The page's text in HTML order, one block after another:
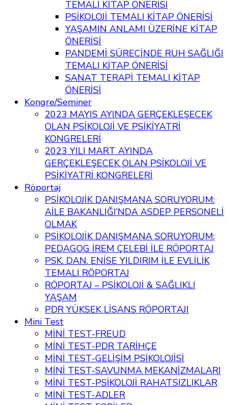
TEMALI KİTAP ÖNERİSİ
PSİKOLOJİ TEMALI KİTAP ÖNERİSİ
YAŞAMIN ANLAMI ÜZERİNE KİTAP
ÖNERİSİ
PANDEMİ SÜRECİNDE RUH SAĞLIĞI
TEMALI KİTAP ÖNERİSİ
SANAT TERAPİ TEMALI KİTAP
ÖNERİSİ
Kongre/Seminer
2023 MAYIS AYINDA GERÇEKLEŞECEK
OLAN PSİKOLOJİ VE PSİKİYATRİ
KONGRELERİ
2023 YILI MART AYINDA
GERÇEKLEŞECEK OLAN PSİKOLOJİ VE
PSİKİYATRİ KONGRELERİ
Röportaj
PSİKOLOJİK DANIŞMANA SORUYORUM:
AİLE BAKANLIĞI’NDA ASDEP PERSONELİ
OLMAK
PSİKOLOJİK DANIŞMANA SORUYORUM:
PEDAGOG İREM ÇELEBİ İLE RÖPORTAJ
PSK. DAN. ENİSE YILDIRIM İLE EVLİLİK
TEMALI RÖPORTAJ
RÖPORTAJ – PSİKOLOJİ & SAĞLIKLI
YAŞAM
PDR YÜKSEK LİSANS RÖPORTAJI
Mini Test
MİNİ TEST-FREUD
MİNİ TEST-PDR TARİHÇE
MİNİ TEST-GELİŞİM PSİKOLOJİSİ
MİNİ TEST-SAVUNMA MEKANİZMALARI
MİNİ TEST-PSİKOLOJİ RAHATSIZLIKLAR
MİNİ TEST-ADLER